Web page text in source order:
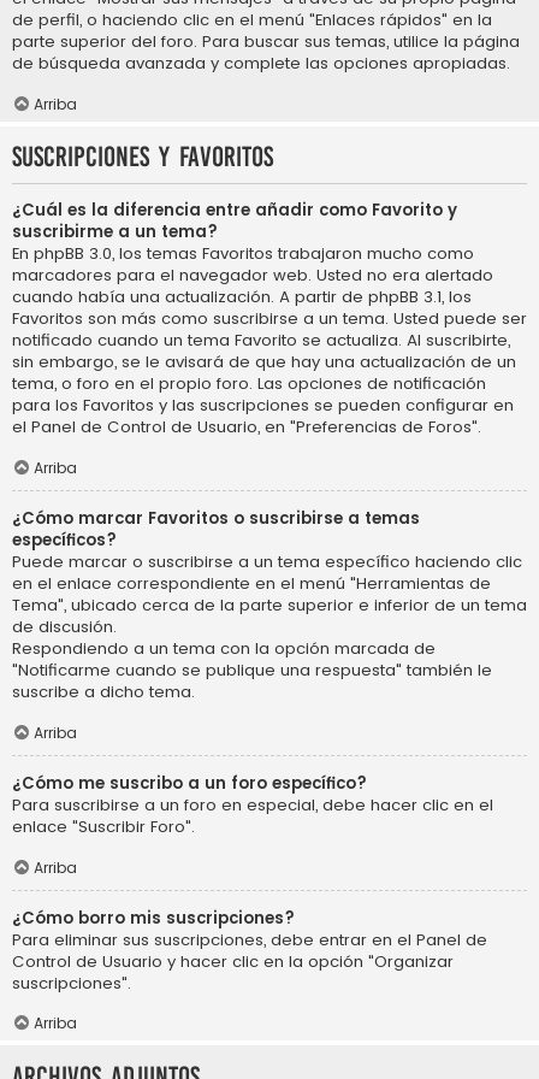
de perfil, o haciendo clic en el menú "Enlaces rápidos" en la
parte superior del foro. Para buscar sus temas, utilice la página
de búsqueda avanzada y complete las opciones apropiadas.
Arriba
Suscripciones y Favoritos
¿Cuál es la diferencia entre añadir como Favorito y
suscribirme a un tema?
En phpBB 3.0, los temas Favoritos trabajaron mucho como
marcadores para el navegador web. Usted no era alertado
cuando había una actualización. A partir de phpBB 3.1, los
Favoritos son más como suscribirse a un tema. Usted puede ser
notificado cuando un tema Favorito se actualiza. Al suscribirte,
sin embargo, se le avisará de que hay una actualización de un
tema, o foro en el propio foro. Las opciones de notificación
para los Favoritos y las suscripciones se pueden configurar en
el Panel de Control de Usuario, en "Preferencias de Foros".
Arriba
¿Cómo marcar Favoritos o suscribirse a temas
específicos?
Puede marcar o suscribirse a un tema específico haciendo clic
en el enlace correspondiente en el menú "Herramientas de
Tema", ubicado cerca de la parte superior e inferior de un tema
de discusión.
Respondiendo a un tema con la opción marcada de
"Notificarme cuando se publique una respuesta" también le
suscribe a dicho tema.
Arriba
¿Cómo me suscribo a un foro específico?
Para suscribirse a un foro en especial, debe hacer clic en el
enlace "Suscribir Foro".
Arriba
¿Cómo borro mis suscripciones?
Para eliminar sus suscripciones, debe entrar en el Panel de
Control de Usuario y hacer clic en la opción "Organizar
suscripciones".
Arriba